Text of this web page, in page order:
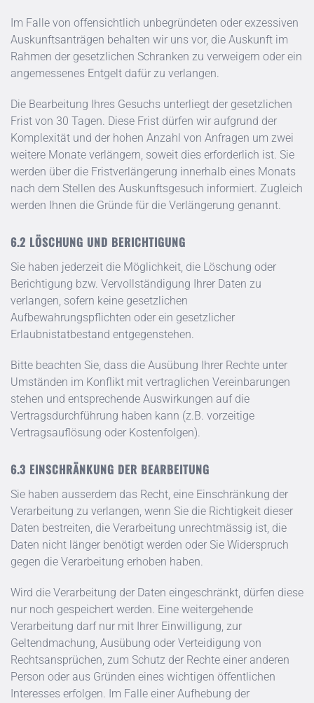
Im Falle von offensichtlich unbegründeten oder exzessiven
Auskunftsanträgen behalten wir uns vor, die Auskunft im
Rahmen der gesetzlichen Schranken zu verweigern oder ein
angemessenes Entgelt dafür zu verlangen.
Die Bearbeitung Ihres Gesuchs unterliegt der gesetzlichen
Frist von 30 Tagen. Diese Frist dürfen wir aufgrund der
Komplexität und der hohen Anzahl von Anfragen um zwei
weitere Monate verlängern, soweit dies erforderlich ist. Sie
werden über die Fristverlängerung innerhalb eines Monats
nach dem Stellen des Auskunftsgesuch informiert. Zugleich
werden Ihnen die Gründe für die Verlängerung genannt.
LÖSCHUNG UND BERICHTIGUNG
Sie haben jederzeit die Möglichkeit, die Löschung oder
Berichtigung bzw. Vervollständigung Ihrer Daten zu
verlangen, sofern keine gesetzlichen
Aufbewahrungspflichten oder ein gesetzlicher
Erlaubnistatbestand entgegenstehen.
Bitte beachten Sie, dass die Ausübung Ihrer Rechte unter
Umständen im Konflikt mit vertraglichen Vereinbarungen
stehen und entsprechende Auswirkungen auf die
Vertragsdurchführung haben kann (z.B. vorzeitige
Vertragsauflösung oder Kostenfolgen).
EINSCHRÄNKUNG DER BEARBEITUNG
Sie haben ausserdem das Recht, eine Einschränkung der
Verarbeitung zu verlangen, wenn Sie die Richtigkeit dieser
Daten bestreiten, die Verarbeitung unrechtmässig ist, die
Daten nicht länger benötigt werden oder Sie Widerspruch
gegen die Verarbeitung erhoben haben.
Wird die Verarbeitung der Daten eingeschränkt, dürfen diese
nur noch gespeichert werden. Eine weitergehende
Verarbeitung darf nur mit Ihrer Einwilligung, zur
Geltendmachung, Ausübung oder Verteidigung von
Rechtsansprüchen, zum Schutz der Rechte einer anderen
Person oder aus Gründen eines wichtigen öffentlichen
Interesses erfolgen. Im Falle einer Aufhebung der